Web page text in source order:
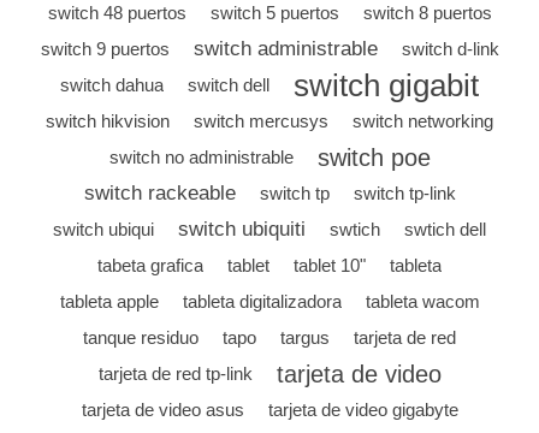
switch 48 puertos
switch 5 puertos
switch 8 puertos
switch 9 puertos
switch administrable
switch d-link
switch dahua
switch dell switch gigabit
switch hikvision switch mercusys
switch networking
switch no administrable
switch poe
switch rackeable switch tp
switch tp-link
switch ubiqui
switch ubiquiti swtich
swtich dell
tabeta grafica
tablet tablet 10"
tableta
tableta apple
tableta digitalizadora
tableta wacom
tanque residuo
tapo targus
tarjeta de red
tarjeta de red tp-link
tarjeta de video
tarjeta de video asus
tarjeta de video gigabyte